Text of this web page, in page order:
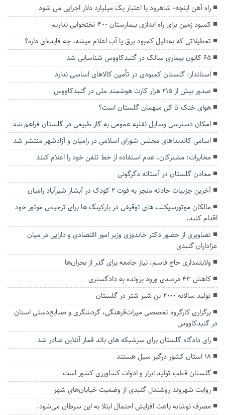
راه آهن اینچه- شاهرود با اعتبار یک میلیارد دلار اجرایی می شود
کمبود زمین برای راه اندازی بیمارستان ۴۰۰ تختخوابی نداریم
تعطیلاتی که به‌دلیل کمبود برق یا آب اعلام میشه، چه فایده‌ای داره؟
۶۵ کانون بیماری سالک در گنبدکاووس شناسایی شد
استاندار: گلستان کمبودی در تأمین کالاهای اساسی ندارد
صدور بیش از ۲۱۵ هزار کارت هوشمند ملی در گنبدکاووس
هوای خنک تا کی میهمان گلستان است؟
امکان دسترسی وسایل نقلیه عمومی به گاز طبیعی در گلستان فراهم شد
اسامی کاندیداهای مجلس شورای اسلامی در رامیان و آزادشهر منتشر شد
مخابرات: مشترکان، عدم استفاده از خط تلفن خود را اعلام کنند
معادن گلستان در آستانه دگرگونی
آخرین جزییات حادثه منجر به فوت ۲ کودک در آبشار شیرآباد رامیان
مالکان موتورسیکلت های توقیفی در پارکینگ ها برای ترخیص موتور خود
اقدام کنند.
تصاویری از حضور دکتر خاندوزی وزیر امور اقتصادی و دارایی در میان
عزاداران گنبدی
ولایتمداری حاج قاسم، نیاز جامعه برای گذر از بحران‌ها
کاهش ۴۳ درصدی ورود پرونده به دادگستری
تولید سالانه ۲۰۰۰ تن شیر شتر در گلستان
برگزاری کارگروه تخصصی میراث‌فرهنگی، گردشگری و صنایع‌دستی استان
در گنبدکاووس
رای دادگاه گلستان برای سرشبکه های باند قمار آنلاین صادر شد
۱۸ استان کشور درگیر سیل هستند
گلستان قطب تولید ابزار و ادوات کشاورزی کشور است
روایت شهروند روشندل گنبدی از وضعیت خیابان‌های شهر
مصرف نوشابه باعث افزایش احتمال ابتلا به این سرطان می‌شود.